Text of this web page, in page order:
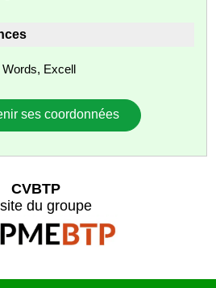
Excell
ses coordonnées
CVBTP
du groupe